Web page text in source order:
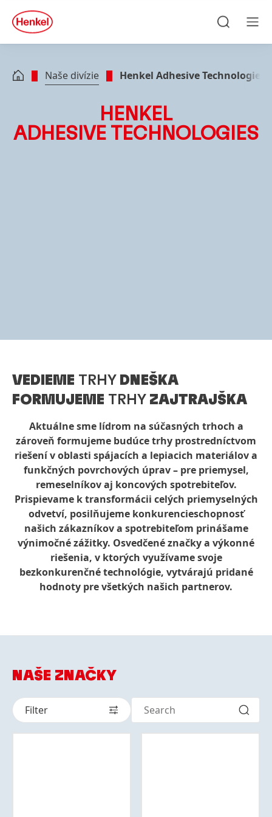
Skip to footer
quick
search
Naše divízie Henkel Adhesive Technologies
HENKEL
ADHESIVE TECHNOLOGIES
VEDIEME TRHY DNEŠKA
FORMUJEME TRHY ZAJTRAJŠKA
Aktuálne sme lídrom na súčasných trhoch a
zároveň formujeme budúce trhy prostredníctvom
riešení v oblasti spájacích a lepiacich materiálov a
funkčných povrchových úprav – pre priemysel,
remeselníkov aj koncových spotrebiteľov.
Prispievame k transformácii celých priemyselných
odvetví, posilňujeme konkurencieschopnosť
našich zákazníkov a spotrebiteľom prinášame
výnimočné zážitky. Osvedčené značky a výkonné
riešenia, v ktorých využívame svoje
bezkonkurenčné technológie, vytvárajú pridané
hodnoty pre všetkých našich partnerov.
NAŠE ZNAČKY
Filter